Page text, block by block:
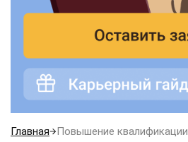
Главная Повышение квалификации